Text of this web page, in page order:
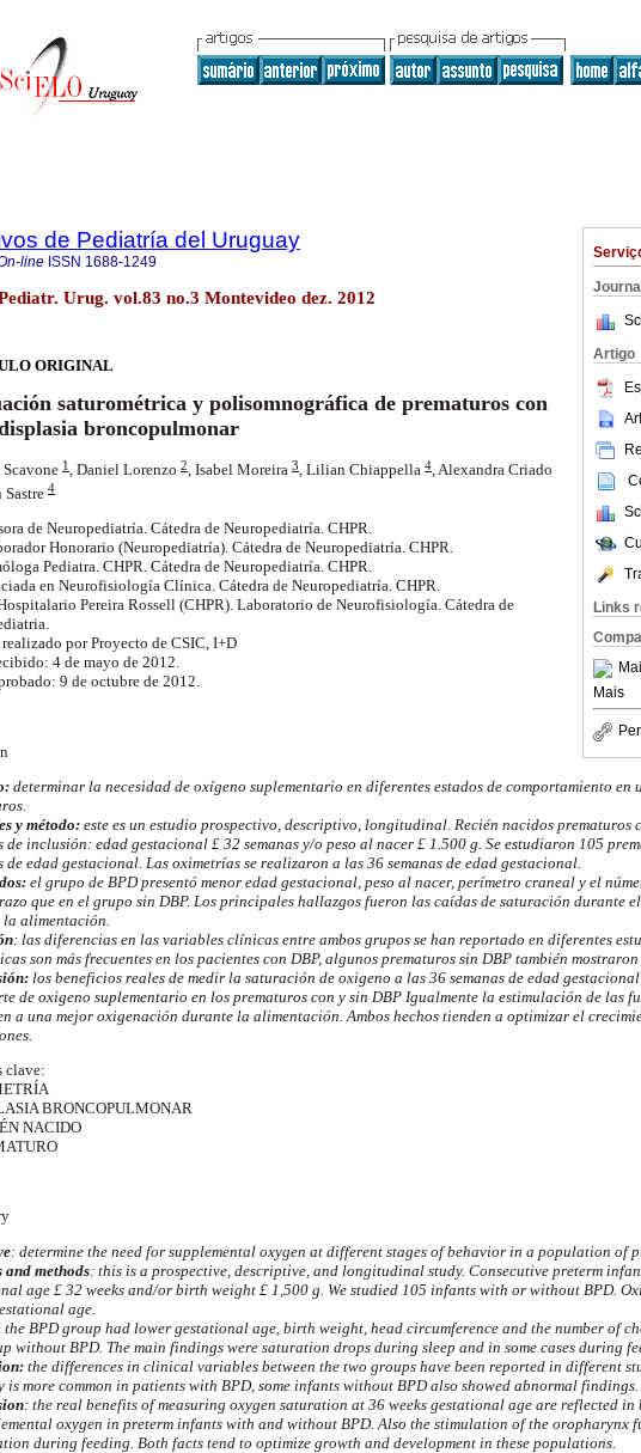
Journal
Artigo
Links
Mais
de Pediatría del Uruguay
line ISSN 1688-1249
Urug. vol.83 no.3 Montevideo dez. 2012
ORIGINAL
saturométrica y polisomnográfica de prematuros con
broncopulmonar
1, Daniel Lorenzo 2, Isabel Moreira 3, Lilian Chiappella 4, Alexandra Criado
4
de Neuropediatría. Cátedra de Neuropediatría. CHPR.
Honorario (Neuropediatría). Cátedra de Neuropediatría. CHPR.
Pediatra. CHPR. Cátedra de Neuropediatría. CHPR.
en Neurofisiología Clínica. Cátedra de Neuropediatría. CHPR.
Pereira Rossell (CHPR). Laboratorio de Neurofisiología. Cátedra de
por Proyecto de CSIC, I+D
4 de mayo de 2012.
9 de octubre de 2012.
determinar la necesidad de oxígeno suplementario en diferentes estados de comportamiento
y método: este es un estudio prospectivo, descriptivo, longitudinal. Recién nacidos prematuros
de inclusión: edad gestacional £ 32 semanas y/o peso al nacer £ 1.500 g. Se estudiaron 105
de edad gestacional. Las oximetrías se realizaron a las 36 semanas de edad gestacional.
el grupo de BPD presentó menor edad gestacional, peso al nacer, perímetro craneal y el
que en el grupo sin DBP. Los principales hallazgos fueron las caídas de saturación durante
alimentación.
: las diferencias en las variables clínicas entre ambos grupos se han reportado en diferentes
son más frecuentes en los pacientes con DBP, algunos prematuros sin DBP también
los beneficios reales de medir la saturación de oxigeno a las 36 semanas de edad
de oxigeno suplementario en los prematuros con y sin DBP Igualmente la estimulación de las
a una mejor oxigenación durante la alimentación. Ambos hechos tienden a optimizar el
clave:
BRONCOPULMONAR
NACIDO
: determine the need for supplemental oxygen at different stages of behavior in a population of
andmethods: this is a prospective, descriptive, and longitudinal study. Consecutive preterm
age £ 32 weeks and/or birth weight £ 1,500 g. We studied 105 infants with or without BPD.
age.
: the BPD group had lower gestational age, birth weight, head circumference and the number of
without BPD. The main findings were saturation drops during sleep and in some cases during
the differences in clinical variables between the two groups have been reported in different
is more common in patients with BPD, some infants without BPD also showed abnormal findings.
: the real benefits of measuring oxygen saturation at 36 weeks gestational age are reflected in
oxygen in preterm infants with and without BPD. Also the stimulation of the oropharynx
during feeding. Both facts tend to optimize growth and development in these populations.